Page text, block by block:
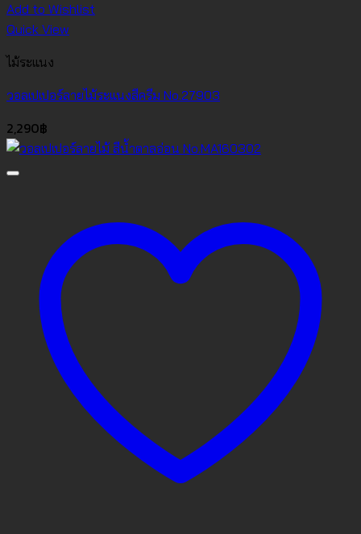
Add to Wishlist
Quick View
ไม้ระแนง
วอลเปเปอร์ลายไม้ระแนงสีครีม No.27903
2,290฿